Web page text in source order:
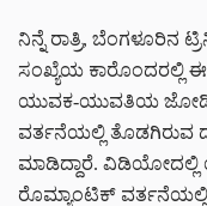
ನಿನ್ನೆ ರಾತ್ರಿ, ಬೆಂಗಳೂರಿನ
ಸಂಖ್ಯೆಯ
ಯುವಕ-ಯುವತಿಯ
ವರ್ತನೆಯಲ್ಲಿ ತೊಡಗಿರುವ
ಮಾಡಿದ್ದಾರೆ.
ರೊಮ್ಯಾಂಟಿಕ್